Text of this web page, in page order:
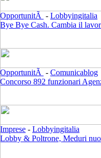
OpportunitÃ - Lobbyingitalia
Bye Bye Cash. Cambia il
OpportunitÃ - Comunicablog
Concorso 892 funzionari
Imprese - Lobbyingitalia
Lobby & Poltrone, Meduri